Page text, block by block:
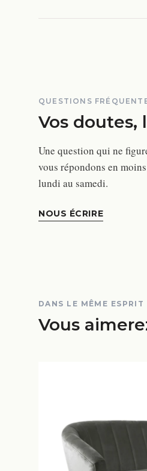
QUESTIONS
Vos doutes,
Une question qui ne
vous répondons en
lundi au samedi.
NOUS ÉCRIRE
DANS LE MÊME ESPRIT
Vous